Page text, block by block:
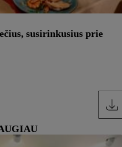
susirinkusius prie